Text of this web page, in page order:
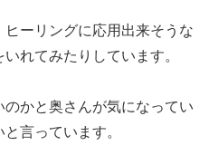
ーリングに応用出来そうな
れてみたりしています。
かと奥さんが気になってい
言っています。